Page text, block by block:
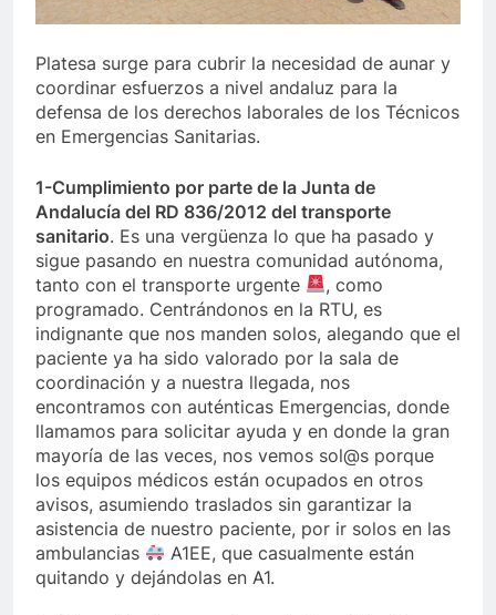
Platesa surge para cubrir la necesidad de aunar y
coordinar esfuerzos a nivel andaluz para la
defensa de los derechos laborales de los Técnicos
en Emergencias Sanitarias.
1-Cumplimiento por parte de la Junta de
Andalucía del RD 836/2012 del transporte
sanitario. Es una vergüenza lo que ha pasado y
sigue pasando en nuestra comunidad autónoma,
tanto con el transporte urgente
, como
programado. Centrándonos en la RTU, es
indignante que nos manden solos, alegando que el
paciente ya ha sido valorado por la sala de
coordinación y a nuestra llegada, nos
encontramos con auténticas Emergencias, donde
llamamos para solicitar ayuda y en donde la gran
mayoría de las veces, nos vemos sol@s porque
los equipos médicos están ocupados en otros
avisos, asumiendo traslados sin garantizar la
asistencia de nuestro paciente, por ir solos en las
ambulancias
A1EE, que casualmente están
quitando y dejándolas en A1.